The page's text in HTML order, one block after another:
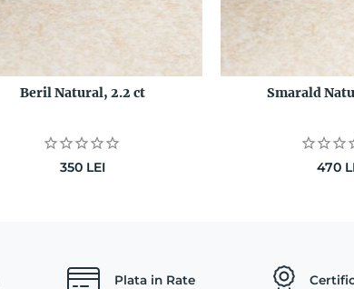
Beril Natural, 2.2 ct
350 LEI
Smarald
470
Plata in Rate